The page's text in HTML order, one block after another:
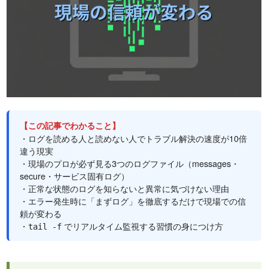
【この記事でわかること】
・ログを読める人と読めない人でトラブル解決の速度が10倍
違う現実
・現場のプロが必ず見る3つのログファイル（messages・
secure・サービス固有ログ）
・正常な状態のログを知らないと異常に気づけない理由
・エラー発生時に「まずログ」を徹底するだけで現場での信
頼が変わる
・tail -f でリアルタイム監視する習慣の身につけ方